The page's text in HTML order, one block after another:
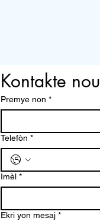
Kontakte nou
Premye non *
Telefòn *
Imèl *
Ekri yon mesaj *